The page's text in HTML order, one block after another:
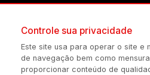
(54) 98434-8385
Controle sua privacidade
Este site usa para operar o site e
de navegação bem como
proporcionar conteúdo de